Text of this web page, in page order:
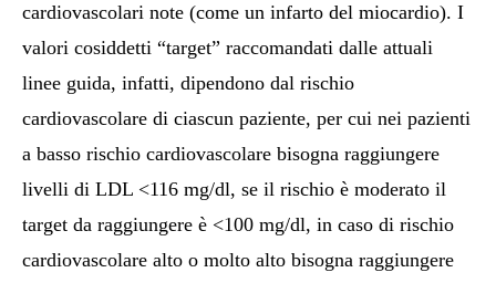
cardiovascolari note (come un infarto del miocardio). I
valori cosiddetti “target” raccomandati dalle attuali
linee guida, infatti, dipendono dal rischio
cardiovascolare di ciascun paziente, per cui nei pazienti
a basso rischio cardiovascolare bisogna raggiungere
livelli di LDL <116 mg/dl, se il rischio è moderato il
target da raggiungere è <100 mg/dl, in caso di rischio
cardiovascolare alto o molto alto bisogna raggiungere